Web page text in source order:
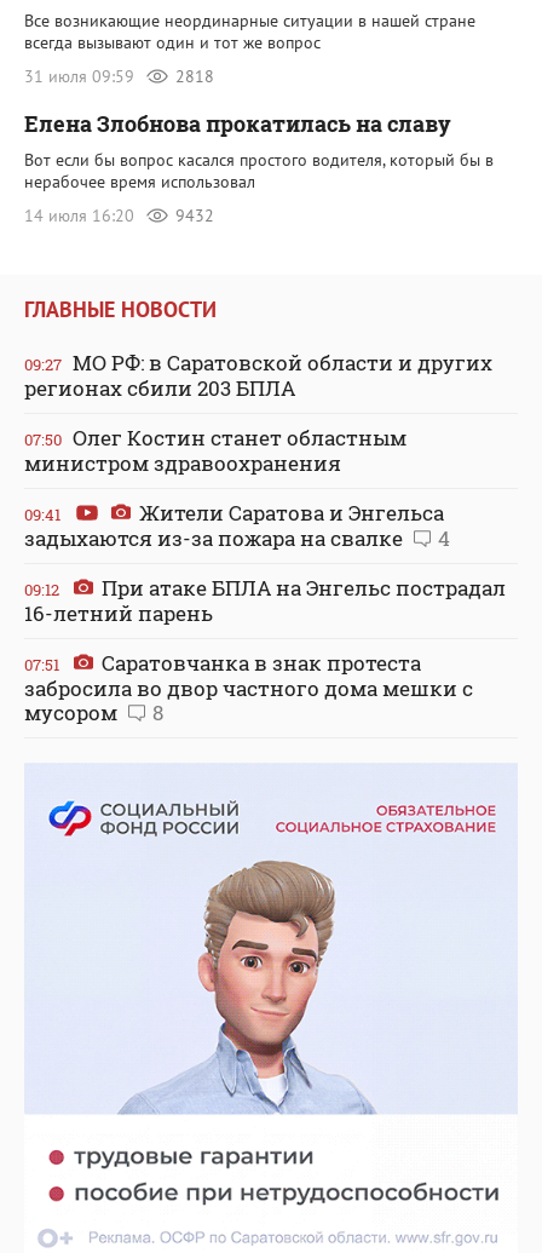
Все возникающие неординарные ситуации в нашей стране
всегда вызывают один и тот же вопрос
31 июля 09:59
2818
Елена Злобнова прокатилась на славу
Вот если бы вопрос касался простого водителя, который бы в
нерабочее время использовал
14 июля 16:20
9432
ГЛАВНЫЕ НОВОСТИ
09:27 МО РФ: в Саратовской области и других
регионах сбили 203 БПЛА
07:50 Олег Костин станет областным
министром здравоохранения
09:41
Жители Саратова и Энгельса
задыхаются из-за пожара на свалке
4
09:12
При атаке БПЛА на Энгельс пострадал
16-летний парень
07:51
Саратовчанка в знак протеста
забросила во двор частного дома мешки с
мусором
8